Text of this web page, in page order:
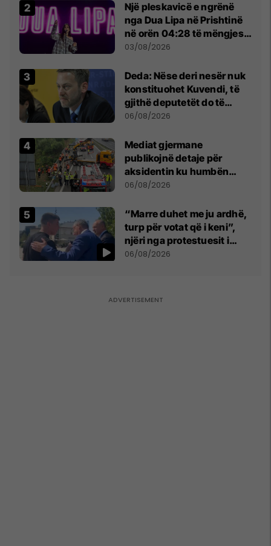
Një pleskavicë e ngrënë
nga Dua Lipa në Prishtinë
në orën 04:28 të mëngjesit
- dhe bota digjitale serbe
03/08/2026
Deda: Nëse deri nesër nuk
konstituohet Kuvendi, të
gjithë deputetët do të
bëjnë shkelje të rëndë
06/08/2026
Mediat gjermane
publikojnë detaje për
aksidentin ku humbën
jetën tre mërgimtarë nga
06/08/2026
“Marre duhet me ju ardhë,
turp për votat që i keni”,
njëri nga protestuesit i
drejtohet Bedri Hamzës
06/08/2026